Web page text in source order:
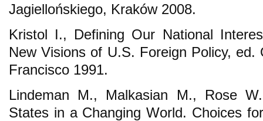
Jagiellońskiego, Kraków 2008.
Kristol I., Defining Our National
New Visions of U.S. Foreign Policy,
Francisco 1991.
Lindeman M., Malkasian M., Rose
States in a Changing World. Choices